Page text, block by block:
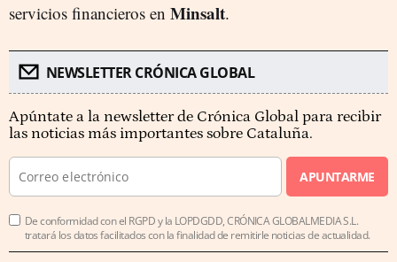
servicios financieros en Minsalt.
NEWSLETTER CRÓNICA GLOBAL
Apúntate a la newsletter de Crónica Global para recibir
las noticias más importantes sobre Cataluña.
APUNTARME
De conformidad con el RGPD y la LOPDGDD, CRÓNICA GLOBALMEDIA S.L.
tratará los datos facilitados con la finalidad de remitirle noticias de actualidad.